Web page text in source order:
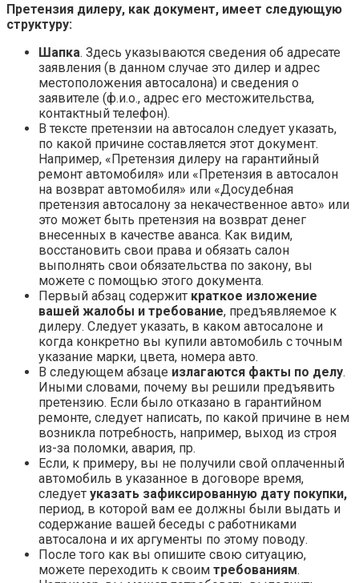
Претензия дилеру, как документ, имеет следующую
структуру:
Шапка. Здесь указываются сведения об адресате
заявления (в данном случае это дилер и адрес
местоположения автосалона) и сведения о
заявителе (ф.и.о., адрес его местожительства,
контактный телефон).
В тексте претензии на автосалон следует указать,
по какой причине составляется этот документ.
Например, «Претензия дилеру на гарантийный
ремонт автомобиля» или «Претензия в автосалон
на возврат автомобиля» или «Досудебная
претензия автосалону за некачественное авто» или
это может быть претензия на возврат денег
внесенных в качестве аванса. Как видим,
восстановить свои права и обязать салон
выполнять свои обязательства по закону, вы
можете с помощью этого документа.
Первый абзац содержит краткое изложение
вашей жалобы и требование, предъявляемое к
дилеру. Следует указать, в каком автосалоне и
когда конкретно вы купили автомобиль с точным
указание марки, цвета, номера авто.
В следующем абзаце излагаются факты по делу.
Иными словами, почему вы решили предъявить
претензию. Если было отказано в гарантийном
ремонте, следует написать, по какой причине в нем
возникла потребность, например, выход из строя
из-за поломки, авария, пр.
Если, к примеру, вы не получили свой оплаченный
автомобиль в указанное в договоре время,
следует указать зафиксированную дату покупки,
период, в которой вам ее должны были выдать и
содержание вашей беседы с работниками
автосалона и их аргументы по этому поводу.
После того как вы опишите свою ситуацию,
можете переходить к своим требованиям.